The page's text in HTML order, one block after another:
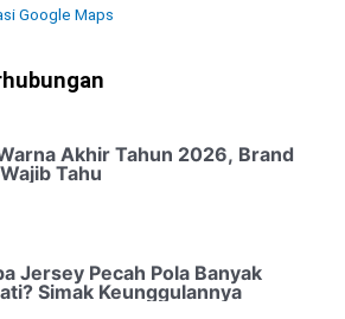
Google Maps
Akhir Tahun 2026, Brand
Tahu
Jersey Pecah Pola Banyak
Simak Keunggulannya